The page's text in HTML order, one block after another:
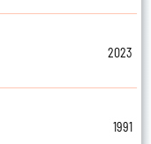
2023
1991